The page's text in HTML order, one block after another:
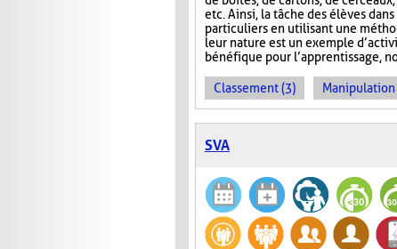
etc. Ainsi, la tâche des élèves
particuliers en utilisant une
leur nature est un exemple
bénéfique pour l’apprentissage,
Classement (3) Manipulation
SVA